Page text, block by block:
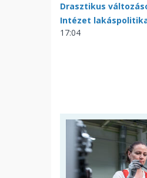
Drasztikus
Intézet
17:04